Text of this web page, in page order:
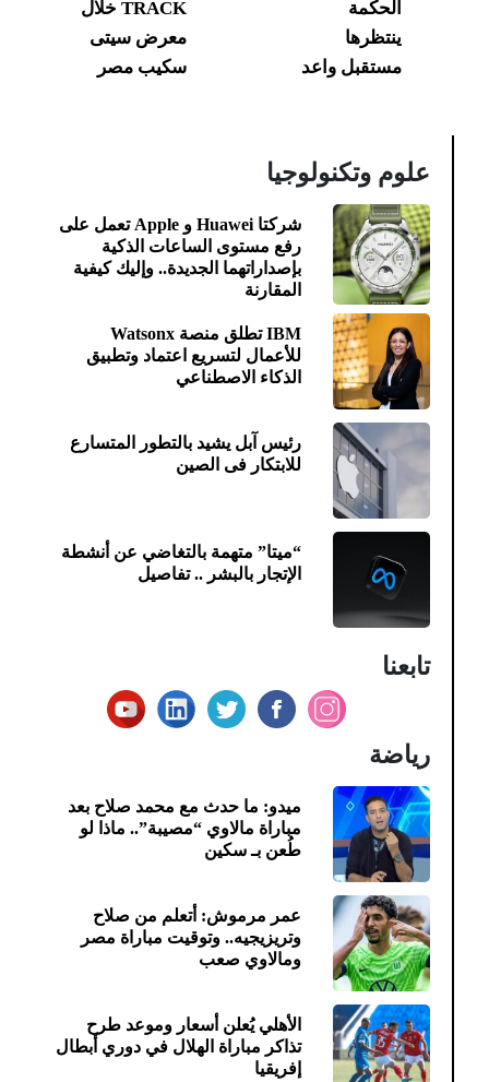
الحكمة
ينتظرها
مستقبل واعد
TRACK خلال
معرض سيتى
سكيب مصر
علوم وتكنولوجيا
شركتا Huawei و Apple تعمل على
رفع مستوى الساعات الذكية
بإصداراتهما الجديدة.. وإليك كيفية
المقارنة
IBM تطلق منصة Watsonx
للأعمال لتسريع اعتماد وتطبيق
الذكاء الاصطناعي
رئيس آبل يشيد بالتطور المتسارع
للابتكار فى الصين
“ميتا” متهمة بالتغاضي عن أنشطة
الإتجار بالبشر .. تفاصيل
تابعنا
رياضة
ميدو: ما حدث مع محمد صلاح بعد
مباراة مالاوي “مصيبة”.. ماذا لو
طُعن بـ سكين
عمر مرموش: أتعلم من صلاح
وتريزيجيه.. وتوقيت مباراة مصر
ومالاوي صعب
الأهلي يُعلن أسعار وموعد طرح
تذاكر مباراة الهلال في دوري أبطال
إفريقيا